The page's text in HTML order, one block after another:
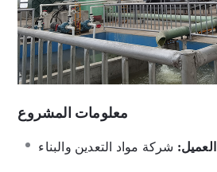
معلومات المشروع
العميل: شركة مواد التعدين والبناء